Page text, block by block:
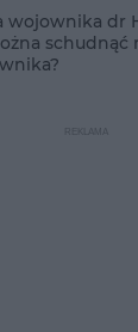
wojownika dr
schudnąć